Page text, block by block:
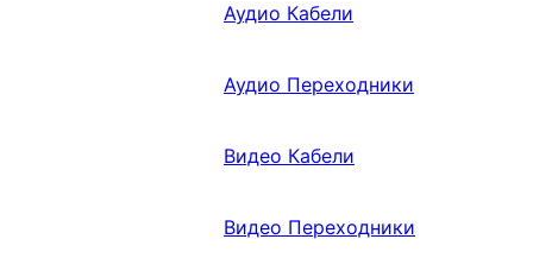
Аудио Кабели
Аудио Переходники
Видео Кабели
Видео Переходники